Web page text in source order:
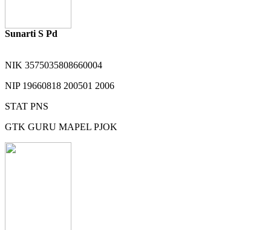
Sunarti S Pd
NIK 3575035808660004
NIP 19660818 200501 2006
STAT PNS
GTK GURU MAPEL PJOK